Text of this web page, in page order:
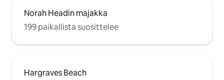
Norah Headin majakka
199 paikallista suosittelee
Hargraves Beach